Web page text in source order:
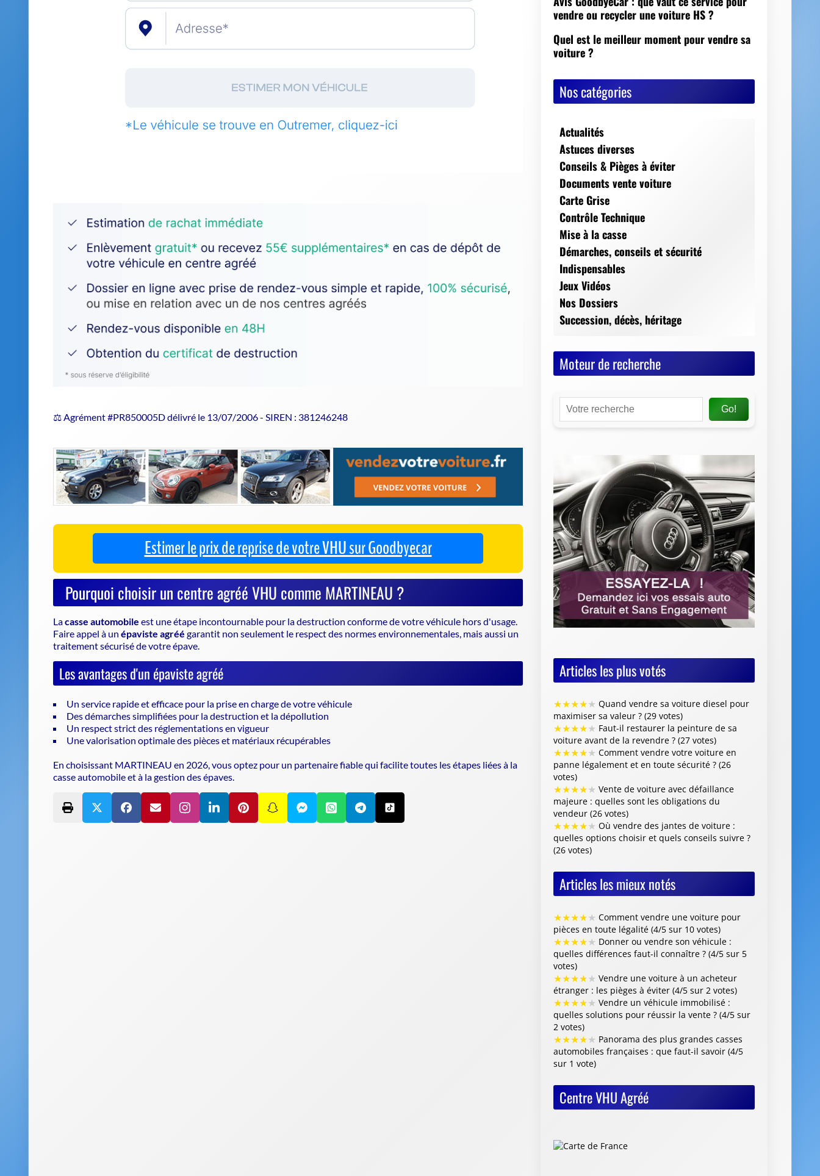
⚖️ Agrément #PR850005D délivré le 13/07/2006 - SIREN : 381246248
Estimer le prix de reprise de votre VHU sur Goodbyecar
Pourquoi choisir un centre agréé VHU comme MARTINEAU ?
Lacasse automobile est une étape incontournable pour la destruction conforme de votre véhicule hors d'usage.
Faire appel à un épaviste agréé garantit non seulement le respect des normes environnementales, mais aussi un
traitement sécurisé de votre épave.
Les avantages d'un épaviste agréé
Un service rapide et efficace pour la prise en charge de votre véhicule
Des démarches simplifiées pour la destruction et la dépollution
Un respect strict des réglementations en vigueur
Une valorisation optimale des pièces et matériaux récupérables
En choisissant MARTINEAU en 2026, vous optez pour un partenaire fiable qui facilite toutes les étapes liées à la
casse automobile et à la gestion des épaves.
vendre ou recycler une voiture HS ?
Quel est le meilleur moment pour vendre sa
voiture ?
Nos catégories
Actualités
Astuces diverses
Conseils & Pièges à éviter
Documents vente voiture
Carte Grise
Contrôle Technique
Mise à la casse
Démarches, conseils et sécurité
Indispensables
Jeux Vidéos
Nos Dossiers
Succession, décès, héritage
Moteur de recherche
Go!
Articles les plus votés
★★★★★ Quand vendre sa voiture diesel pour
maximiser sa valeur ? (29 votes)
★★★★★ Faut-il restaurer la peinture de sa
voiture avant de la revendre ? (27 votes)
★★★★★ Comment vendre votre voiture en
panne légalement et en toute sécurité ? (26
votes)
★★★★★ Vente de voiture avec défaillance
majeure : quelles sont les obligations du
vendeur (26 votes)
★★★★★ Où vendre des jantes de voiture :
quelles options choisir et quels conseils suivre ?
(26 votes)
Articles les mieux notés
★★★★★ Comment vendre une voiture pour
pièces en toute légalité (4/5 sur 10 votes)
★★★★★ Donner ou vendre son véhicule :
quelles différences faut-il connaître ? (4/5 sur 5
votes)
★★★★★ Vendre une voiture à un acheteur
étranger : les pièges à éviter (4/5 sur 2 votes)
★★★★★ Vendre un véhicule immobilisé :
quelles solutions pour réussir la vente ? (4/5 sur
2 votes)
★★★★★ Panorama des plus grandes casses
automobiles françaises : que faut-il savoir (4/5
sur 1 vote)
Centre VHU Agréé